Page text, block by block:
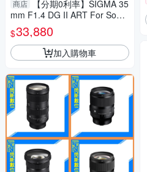
商店
【分期0利率】SIGMA 35
mm F1.4 DG II ART For Sony
E mount 恆伸公司貨 德寶光學
定焦 大光圈 人像 風景
$33,880
加入購物車